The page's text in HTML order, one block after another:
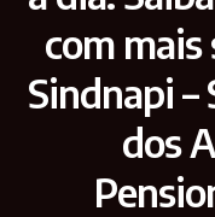
com mais
Sindnapi –
dos